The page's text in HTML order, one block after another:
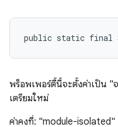
public static final
พร็อพเพอร์ตี้นี้จะตั้งค่าเป็น "
เตรียมใหม่
ค่าคงที่: "module-isolated"